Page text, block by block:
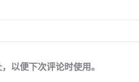
以便下次评论时使用。